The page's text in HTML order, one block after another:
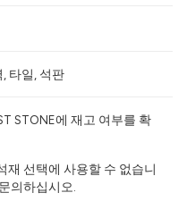
, 타일, 석판
STONE에 재고 여부를 확
재 선택에 사용할 수 없습니
의하십시오.